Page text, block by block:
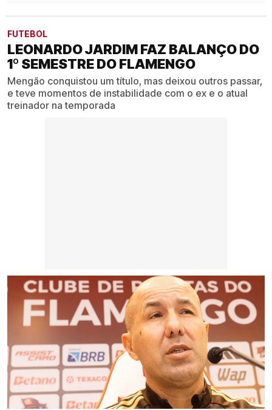
FUTEBOL
LEONARDO JARDIM FAZ BALANÇO DO
1º SEMESTRE DO FLAMENGO
Mengão conquistou um título, mas deixou outros passar,
e teve momentos de instabilidade com o ex e o atual
treinador na temporada